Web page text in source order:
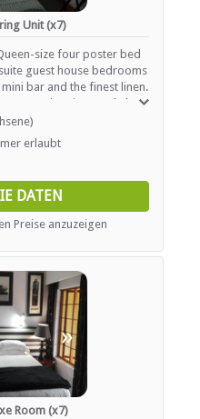
Unit (x7)
size four poster bed
guest house bedrooms
bar and the finest linen.
room, swimming pool, three
and warm hospitality.
erlaubt
DATEN
Preise anzuzeigen
»
Room (x7)